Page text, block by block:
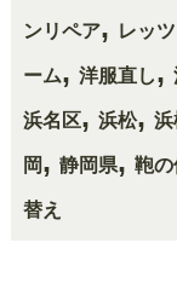
ンリペア, レッ
ーム, 洋服直し,
浜名区, 浜松, 浜
岡, 静岡県, 鞄の
替え